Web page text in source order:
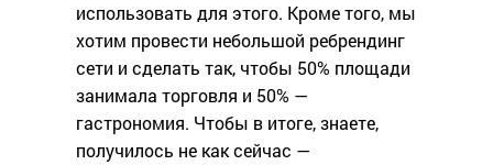
использовать для этого. Кроме того, мы
хотим провести небольшой ребрендинг
сети и сделать так, чтобы 50% площади
занимала торговля и 50% —
гастрономия. Чтобы в итоге, знаете,
получилось не как сейчас —